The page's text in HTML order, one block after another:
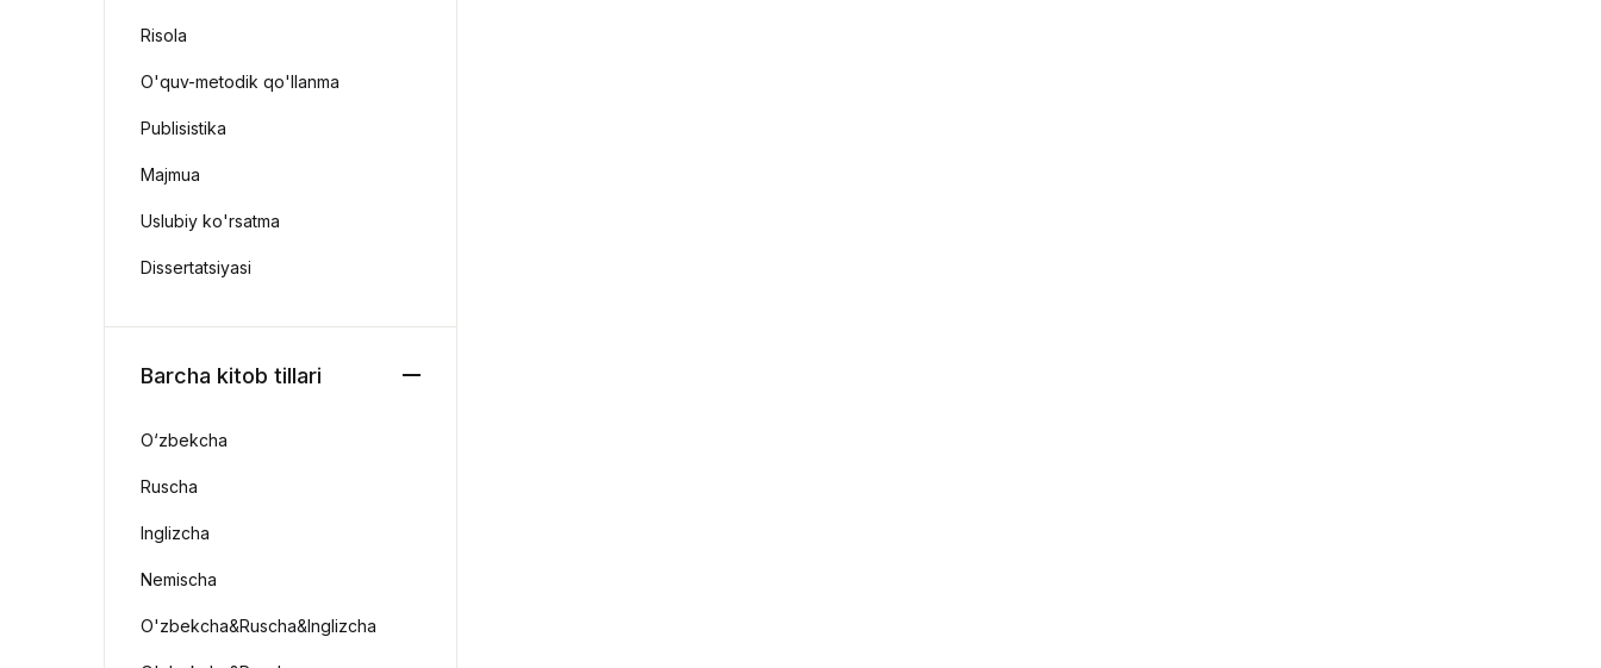
Risola
O'quv-metodik qo'llanma
Publisistika
Majmua
Uslubiy ko'rsatma
Dissertatsiyasi
Barcha kitob tillari
O‘zbekcha
Ruscha
Inglizcha
Nemischa
O'zbekcha&Ruscha&Inglizcha